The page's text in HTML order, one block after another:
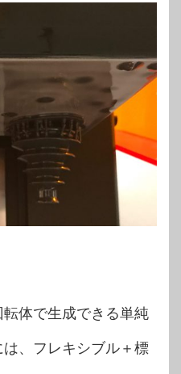
体で生成できる単純
、フレキシブル＋標